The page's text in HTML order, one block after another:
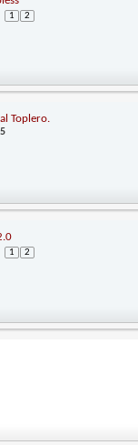
1 2
Toplero.
1 2